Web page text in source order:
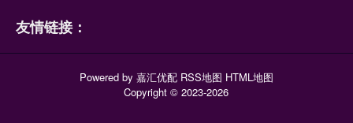
友情链接：
Powered by 嘉汇优配 RSS地图 HTML地图
Copyright© 2023-2026